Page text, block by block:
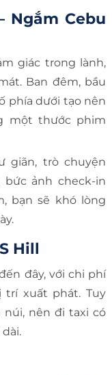
Ngắm Cebu
giác trong lành,
Ban đêm, bầu
phía dưới tạo nên
một thước phim
giãn, trò chuyện
ảnh check-in
bạn sẽ khó lòng
Hill
đây, với chi phí
trí xuất phát. Tuy
núi, nên đi taxi có